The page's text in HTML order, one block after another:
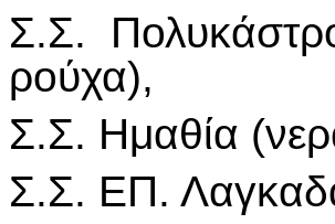
Σ.Σ.
ρούχα),
Σ.Σ. Ημαθία
Σ.Σ. ΕΠ.